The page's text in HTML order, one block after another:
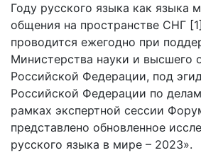
Году русского языка как языка
общения на пространстве СНГ
проводится ежегодно при
Министерства науки и высшего
Российской Федерации, под
Российской Федерации по
рамках экспертной сессии
представлено обновленное
русского языка в мире – 2023».